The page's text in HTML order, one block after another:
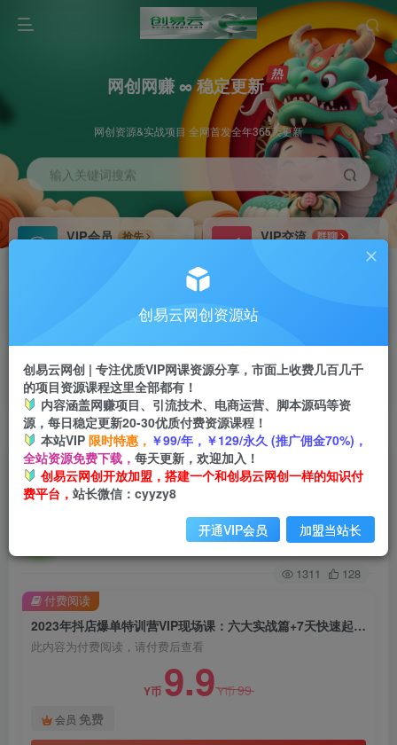
网创网赚 ∞ 稳定更新
网创资源&实战项目 全网首发全年365天更新
输入关键词搜索
VIP会员
抢先
VIP交流
群聊
研究探讨更多创业项目路子。
会员专属推广链接
挂机 项目
脚本卡密
APP下载
GO
首页 创业课程 会员免费 正文
2023年抖店爆单特训营VIP现场课：六大实战篇+7
天快速起爆+标签暴力玩法
关注
1311 128
2023年抖店爆单特训营VIP现场课：六大实战篇+7天快速起爆+标签暴力玩法
此内容为付费阅读，请付费后查看
Y币 9.9Y币99
会员 免费
付费阅读
创易云网创资源站
创易云网创 | 专注优质VIP网课资源分享，市面上收费几百几千
的项目资源课程这里全部都有！
内容涵盖网赚项目、引流技术、电商运营、脚本源码等资
源，每日稳定更新20-30优质付费资源课程！
本站VIP 限时特惠， ￥99/年，￥129/永久 (推广佣金70%)，
全站资源免费下载， 每天更新，欢迎加入！
创易云网创开放加盟，搭建一个和创易云网创一样的知识付
费平台， 站长微信：cyyzy8
开通VIP会员 加盟当站长